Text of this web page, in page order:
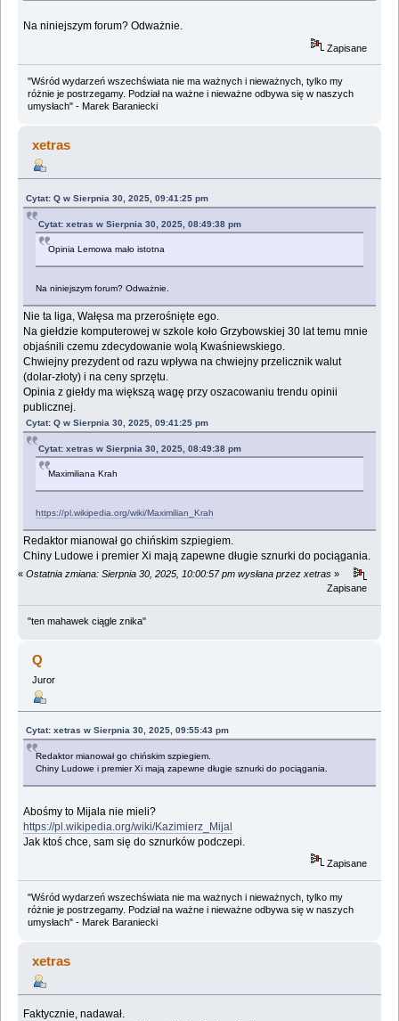
Na niniejszym forum? Odważnie.
Zapisane
"Wśród wydarzeń wszechświata nie ma ważnych i nieważnych, tylko my
różnie je postrzegamy. Podział na ważne i nieważne odbywa się w naszych
umysłach" - Marek Baraniecki
xetras
Cytat: Q w Sierpnia 30, 2025, 09:41:25 pm
Cytat: xetras w Sierpnia 30, 2025, 08:49:38 pm
Opinia Lemowa mało istotna
Na niniejszym forum? Odważnie.
Nie ta liga, Wałęsa ma przerośnięte ego.
Na giełdzie komputerowej w szkole koło Grzybowskiej 30 lat temu mnie
objaśnili czemu zdecydowanie wolą Kwaśniewskiego.
Chwiejny prezydent od razu wpływa na chwiejny przelicznik walut
(dolar-złoty) i na ceny sprzętu.
Opinia z giełdy ma większą wagę przy oszacowaniu trendu opinii
publicznej.
Cytat: Q w Sierpnia 30, 2025, 09:41:25 pm
Cytat: xetras w Sierpnia 30, 2025, 08:49:38 pm
Maximiliana Krah
https://pl.wikipedia.org/wiki/Maximilian_Krah
Redaktor mianował go chińskim szpiegiem.
Chiny Ludowe i premier Xi mają zapewne długie sznurki do pociągania.
« Ostatnia zmiana: Sierpnia 30, 2025, 10:00:57 pm wysłana przez xetras »
Zapisane
"ten mahawek ciągle znika"
Q
Juror
Cytat: xetras w Sierpnia 30, 2025, 09:55:43 pm
Redaktor mianował go chińskim szpiegiem.
Chiny Ludowe i premier Xi mają zapewne długie sznurki do pociągania.
Abośmy to Mijala nie mieli?
https://pl.wikipedia.org/wiki/Kazimierz_Mijal
Jak ktoś chce, sam się do sznurków podczepi.
Zapisane
"Wśród wydarzeń wszechświata nie ma ważnych i nieważnych, tylko my
różnie je postrzegamy. Podział na ważne i nieważne odbywa się w naszych
umysłach" - Marek Baraniecki
xetras
Faktycznie, nadawał.